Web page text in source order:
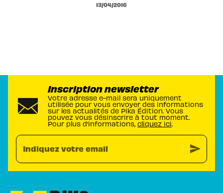
13/04/2016
Inscription newsletter
Votre adresse e-mail sera uniquement
utilisée pour vous envoyer des informations
sur les actualités de Pika Édition. Vous
pouvez vous désinscrire à tout moment.
Pour plus d’informations, cliquez ici.
Indiquez votre email send